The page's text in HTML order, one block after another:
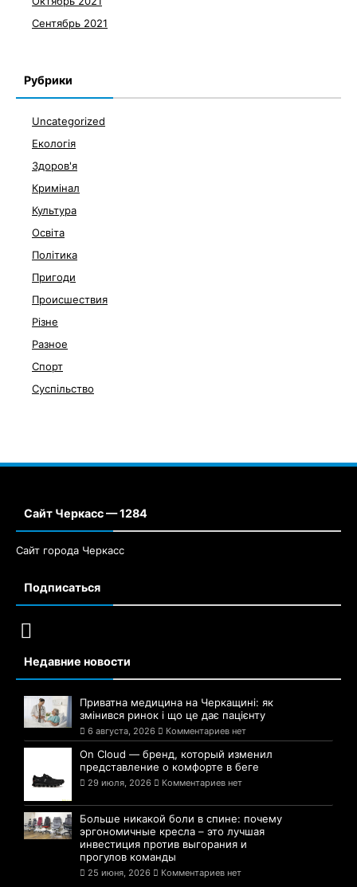
Сентябрь 2021
Рубрики
Uncategorized
Екологія
Здоров'я
Кримінал
Культура
Освіта
Політика
Пригоди
Происшествия
Різне
Разное
Спорт
Суспільство
Сайт Черкасс — 1284
Сайт города Черкасс
Подписаться
Недавние новости
Приватна медицина на Черкащині: як
змінився ринок і що це дає пацієнту
6 августа, 2026 Комментариев нет
On Cloud — бренд, который изменил
представление о комфорте в беге
29 июля, 2026 Комментариев нет
Больше никакой боли в спине: почему
эргономичные кресла – это лучшая
инвестиция против выгорания и
прогулов команды
25 июня, 2026 Комментариев нет